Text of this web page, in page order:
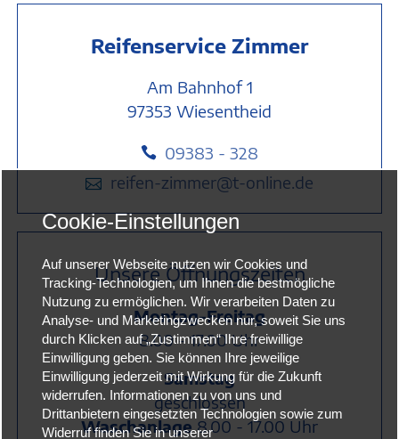
Reifenservice Zimmer
Am Bahnhof 1
97353 Wiesentheid
 09383 - 328
 reifen-zimmer@t-online.de
Unsere Öffnungszeiten
Montag-Freitag
8.00 - 17.00 Uhr
Samstag
geschlossen
Waschanlage8.00 - 17.00 Uhr
Cookie-Einstellungen
Auf unserer Webseite nutzen wir Cookies und
Tracking-Technologien, um Ihnen die bestmögliche
Nutzung zu ermöglichen. Wir verarbeiten Daten zu
Analyse- und Marketingzwecken nur, soweit Sie uns
durch Klicken auf „Zustimmen“ Ihre freiwillige
Einwilligung geben. Sie können Ihre jeweilige
Einwilligung jederzeit mit Wirkung für die Zukunft
widerrufen. Informationen zu von uns und
Drittanbietern eingesetzten Technologien sowie zum
Widerruf finden Sie in unserer